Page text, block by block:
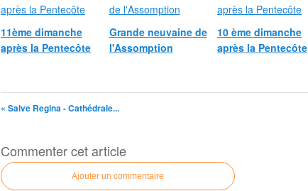
11ème dimanche
après la Pentecôte
Grande neuvaine de
l'Assomption
10 ème dimanche
après la Pentecôte
« Salve Regina - Cathédrale...
Commenter cet article
Ajouter un commentaire